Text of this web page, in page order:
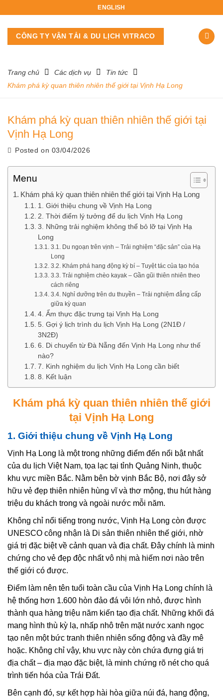
content
ENGLISH
CÔNG TY VẬN TẢI & DU LỊCH VITRACO
Trang chủ Các dịch vụ
Tin tức
Khám phá kỳ quan thiên nhiên thế giới tại Vịnh Hạ Long
Khám phá kỳ quan thiên nhiên thế giới tại
Vịnh Hạ Long
Posted on 03/04/2026
Menu
Khám phá kỳ quan thiên nhiên thế giới tại Vịnh Hạ Long
1. Giới thiệu chung về Vịnh Hạ Long
2. Thời điểm lý tưởng để du lịch Vịnh Hạ Long
3. Những trải nghiệm không thể bỏ lỡ tại Vịnh Hạ
Long
3.1. Du ngoạn trên vịnh – Trải nghiệm “đặc sản” của Hạ
Long
3.2. Khám phá hang động kỳ bí – Tuyệt tác của tạo hóa
3.3. Trải nghiệm chèo kayak – Gần gũi thiên nhiên theo
cách riêng
3.4. Nghỉ dưỡng trên du thuyền – Trải nghiệm đẳng cấp
giữa kỳ quan
4. Ẩm thực đặc trưng tại Vịnh Hạ Long
5. Gợi ý lịch trình du lịch Vịnh Hạ Long (2N1Đ /
3N2Đ)
6. Di chuyển từ Đà Nẵng đến Vịnh Hạ Long như thế
nào?
7. Kinh nghiệm du lịch Vịnh Hạ Long cần biết
8. Kết luận
Khám phá kỳ quan thiên nhiên thế giới
tại Vịnh Hạ Long
1. Giới thiệu chung về Vịnh Hạ Long
Vịnh Hạ Long là một trong những điểm đến nổi bật nhất
của du lịch Việt Nam, tọa lạc tại tỉnh Quảng Ninh, thuộc
khu vực miền Bắc. Nằm bên bờ vịnh Bắc Bộ, nơi đây sở
hữu vẻ đẹp thiên nhiên hùng vĩ và thơ mộng, thu hút hàng
triệu du khách trong và ngoài nước mỗi năm.
Không chỉ nổi tiếng trong nước, Vịnh Hạ Long còn được
UNESCO công nhận là Di sản thiên nhiên thế giới, nhờ
giá trị đặc biệt về cảnh quan và địa chất. Đây chính là minh
chứng cho vẻ đẹp độc nhất vô nhị mà hiếm nơi nào trên
thế giới có được.
Điểm làm nên tên tuổi toàn cầu của Vịnh Hạ Long chính là
hệ thống hơn 1.600 hòn đảo đá vôi lớn nhỏ, được hình
thành qua hàng triệu năm kiến tạo địa chất. Những khối đá
mang hình thù kỳ lạ, nhấp nhô trên mặt nước xanh ngọc
tạo nên một bức tranh thiên nhiên sống động và đầy mê
hoặc. Không chỉ vậy, khu vực này còn chứa đựng giá trị
địa chất – địa mạo đặc biệt, là minh chứng rõ nét cho quá
trình tiến hóa của Trái Đất.
Bên cạnh đó, sự kết hợp hài hòa giữa núi đá, hang động,